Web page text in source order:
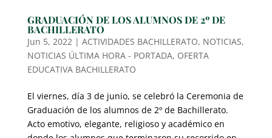
GRADUACIÓN DE LOS ALUMNOS DE 2º DE
BACHILLERATO
Jun 5, 2022| ACTIVIDADES BACHILLERATO, NOTICIAS,
NOTICIAS ÚLTIMA HORA - PORTADA, OFERTA
EDUCATIVA BACHILLERATO
El viernes, día 3 de junio, se celebró la Ceremonia de
Graduación de los alumnos de 2º de Bachillerato.
Acto emotivo, elegante, religioso y académico en